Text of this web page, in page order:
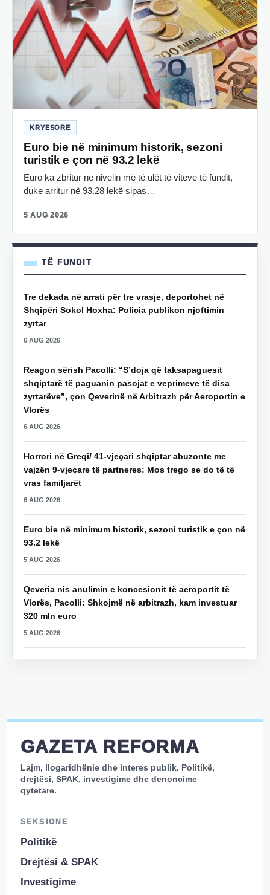
KRYESORE
Euro bie në minimum historik, sezoni
turistik e çon në 93.2 lekë
Euro ka zbritur në nivelin më të ulët të viteve të fundit,
duke arritur në 93.28 lekë sipas…
5 AUG 2026
TË FUNDIT
Tre dekada në arrati për tre vrasje, deportohet në
Shqipëri Sokol Hoxha: Policia publikon njoftimin
zyrtar
6 AUG 2026
Reagon sërish Pacolli: “S’doja që taksapaguesit
shqiptarë të paguanin pasojat e veprimeve të disa
zyrtarëve”, çon Qeverinë në Arbitrazh për Aeroportin e
Vlorës
6 AUG 2026
Horrori në Greqi/ 41-vjeçari shqiptar abuzonte me
vajzën 9-vjeçare të partneres: Mos trego se do të të
vras familjarët
6 AUG 2026
Euro bie në minimum historik, sezoni turistik e çon në
93.2 lekë
5 AUG 2026
Qeveria nis anulimin e koncesionit të aeroportit të
Vlorës, Pacolli: Shkojmë në arbitrazh, kam investuar
320 mln euro
5 AUG 2026
GAZETA REFORMA
Lajm, llogaridhënie dhe interes publik. Politikë,
drejtësi, SPAK, investigime dhe denoncime
qytetare.
SEKSIONE
Politikë
Drejtësi & SPAK
Investigime